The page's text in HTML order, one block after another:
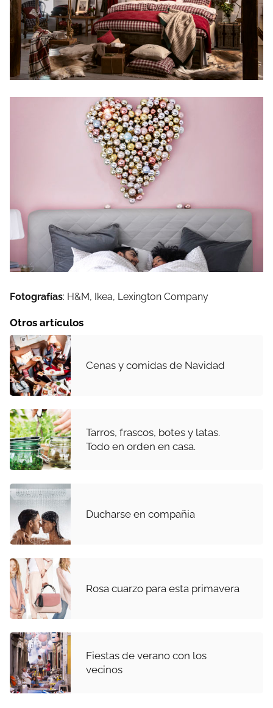
Fotografías: H&M, Ikea, Lexington Company
Otros artículos
Cenas y comidas de Navidad
Tarros, frascos, botes y latas.
Todo en orden en casa.
Ducharse en compañia
Rosa cuarzo para esta primavera
Fiestas de verano con los
vecinos